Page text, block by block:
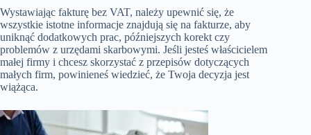
Wystawiając fakturę bez VAT, należy upewnić się, że
wszystkie istotne informacje znajdują się na fakturze, aby
uniknąć dodatkowych prac, późniejszych korekt czy
problemów z urzędami skarbowymi. Jeśli jesteś właścicielem
małej firmy i chcesz skorzystać z przepisów dotyczących
małych firm, powinieneś wiedzieć, że Twoja decyzja jest
wiążąca.